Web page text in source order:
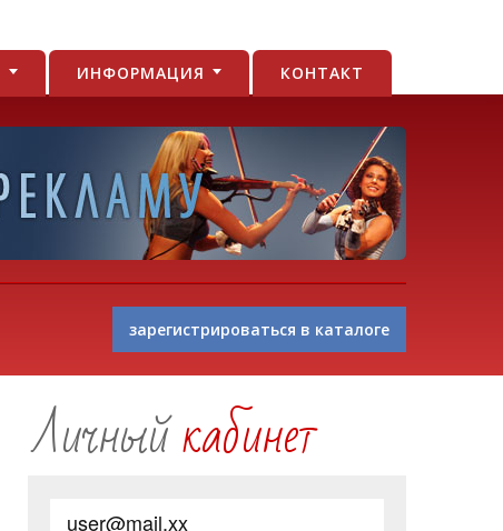
ИНФОРМАЦИЯ КОНТАКТ
зарегистрироваться в каталоге
Личныйкабинет